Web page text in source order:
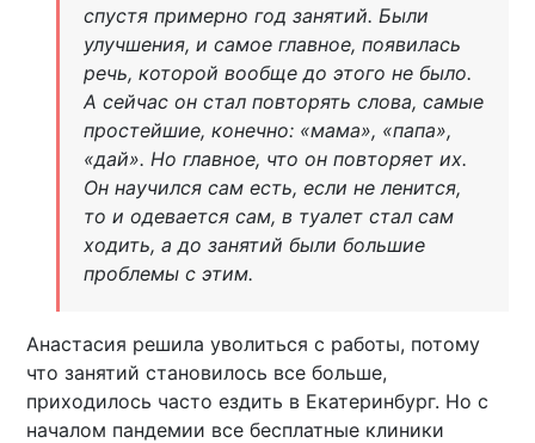
спустя примерно год занятий. Были
улучшения, и самое главное, появилась
речь, которой вообще до этого не было.
А сейчас он стал повторять слова, самые
простейшие, конечно: «мама», «папа»,
«дай». Но главное, что он повторяет их.
Он научился сам есть, если не ленится,
то и одевается сам, в туалет стал сам
ходить, а до занятий были большие
проблемы с этим.
Анастасия решила уволиться с работы, потому
что занятий становилось все больше,
приходилось часто ездить в Екатеринбург. Но с
началом пандемии все бесплатные клиники